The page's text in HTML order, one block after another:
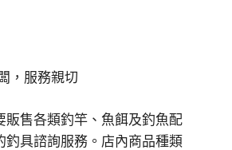
，服務親切
販售各類釣竿、魚餌及釣魚配
釣具諮詢服務。店內商品種類